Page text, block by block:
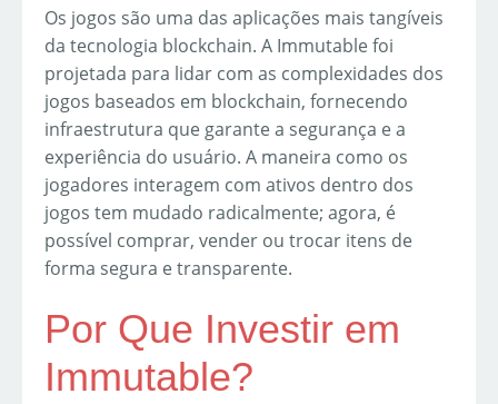
Os jogos são uma das aplicações mais tangíveis
da tecnologia blockchain. A Immutable foi
projetada para lidar com as complexidades dos
jogos baseados em blockchain, fornecendo
infraestrutura que garante a segurança e a
experiência do usuário. A maneira como os
jogadores interagem com ativos dentro dos
jogos tem mudado radicalmente; agora, é
possível comprar, vender ou trocar itens de
forma segura e transparente.
Por Que Investir em
Immutable?